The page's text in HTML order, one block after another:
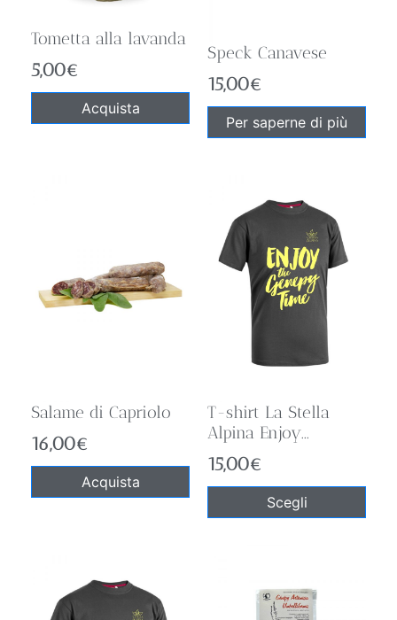
Tometta alla lavanda
5,00€
Acquista
Speck Canavese
15,00€
Per saperne di più
Salame di Capriolo
16,00€
Acquista
T-shirt La Stella
Alpina Enjoy...
15,00€
Scegli